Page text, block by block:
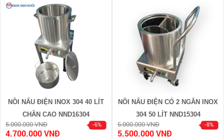
NỒI NẤU ĐIỆN INOX 304 40 LÍT
CHÂN CAO NND16304
5.000.000 VNĐ
4.700.000 VNĐ
NỒI NẤU ĐIỆN CÓ 2 NGĂN INOX
304 50 LÍT NND15304
6.000.000 VNĐ
5.500.000 VNĐ